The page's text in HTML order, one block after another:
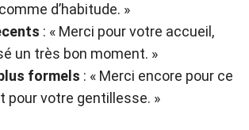
d’habitude. »
: « Merci pour votre accueil,
un très bon moment. »
formels : « Merci encore pour ce
pour votre gentillesse. »